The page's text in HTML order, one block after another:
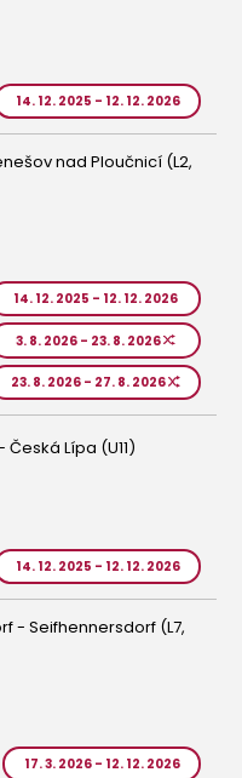
14. 12. 2025 - 12. 12. 2026
nad Ploučnicí (L2,
14. 12. 2025 - 12. 12. 2026
3. 8. 2026 - 23. 8. 2026
23. 8. 2026 - 27. 8. 2026
Lípa (U11)
14. 12. 2025 - 12. 12. 2026
- Seifhennersdorf (L7,
17. 3. 2026 - 12. 12. 2026